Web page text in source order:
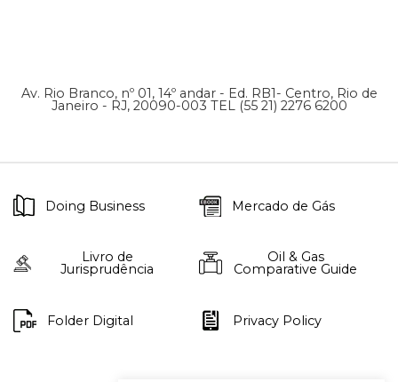
Av. Rio Branco, nº 01, 14º andar - Ed. RB1- Centro, Rio de
Janeiro - RJ, 20090-003 TEL (55 21) 2276 6200
Doing Business Mercado de Gás
Livro de
Jurisprudência
Oil & Gas
Comparative Guide
Folder Digital Privacy Policy